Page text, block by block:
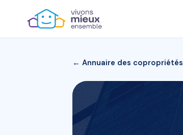
← Annuaire des copropriétés